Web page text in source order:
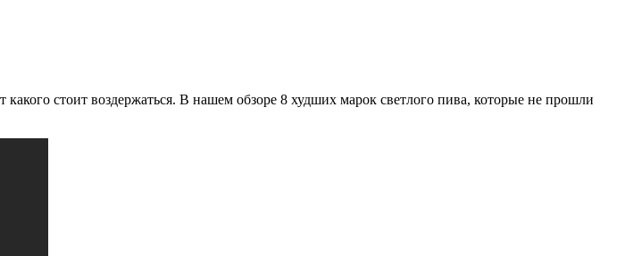
стоит воздержаться. В нашем обзоре 8 худших марок светлого пива, которые не прошли